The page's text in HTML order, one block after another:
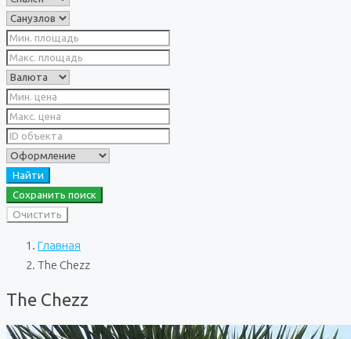
Найти
Сохранить поиск
Очистить
Главная
The Chezz
The Chezz